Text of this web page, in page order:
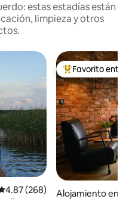
estas estadías están
limpieza y otros
promedio: 4.87 de
4.87 (268)
Favorito entre
Favorito entre
Alojamiento en